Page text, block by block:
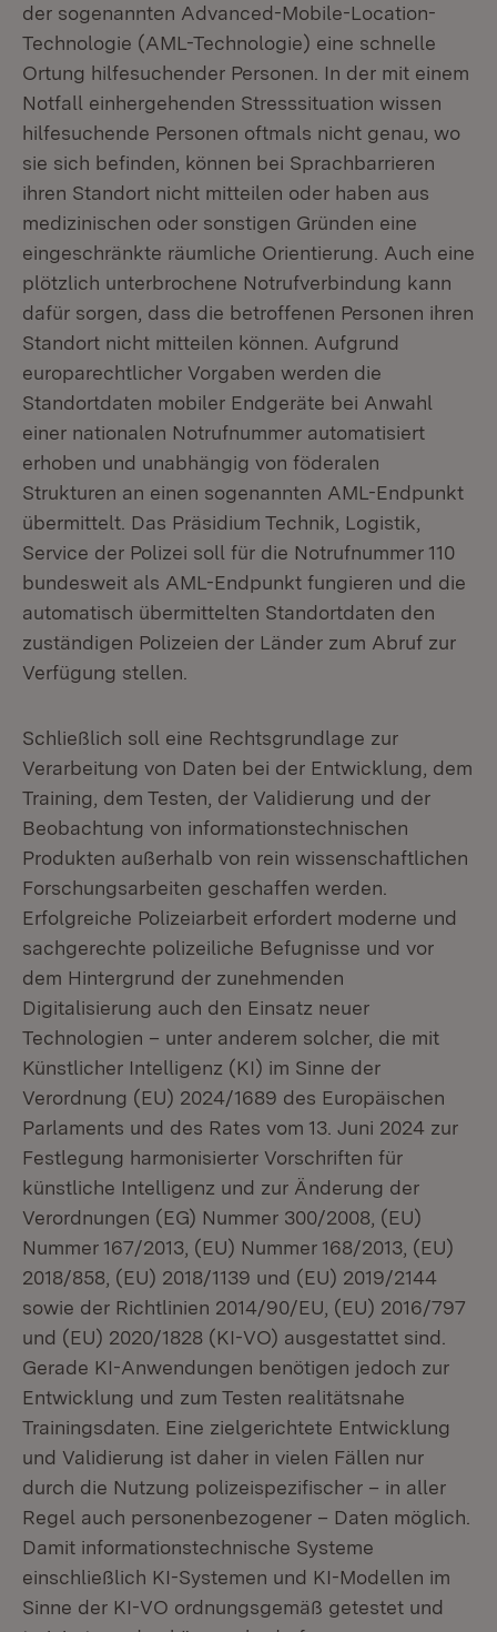
der sogenannten Advanced-Mobile-Location-
Technologie (AML-Technologie) eine schnelle
Ortung hilfesuchender Personen. In der mit einem
Notfall einhergehenden Stresssituation wissen
hilfesuchende Personen oftmals nicht genau, wo
sie sich befinden, können bei Sprachbarrieren
ihren Standort nicht mitteilen oder haben aus
medizinischen oder sonstigen Gründen eine
eingeschränkte räumliche Orientierung. Auch eine
plötzlich unterbrochene Notrufverbindung kann
dafür sorgen, dass die betroffenen Personen ihren
Standort nicht mitteilen können. Aufgrund
europarechtlicher Vorgaben werden die
Standortdaten mobiler Endgeräte bei Anwahl
einer nationalen Notrufnummer automatisiert
erhoben und unabhängig von föderalen
Strukturen an einen sogenannten AML-Endpunkt
übermittelt. Das Präsidium Technik, Logistik,
Service der Polizei soll für die Notrufnummer 110
bundesweit als AML-Endpunkt fungieren und die
automatisch übermittelten Standortdaten den
zuständigen Polizeien der Länder zum Abruf zur
Verfügung stellen.
Schließlich soll eine Rechtsgrundlage zur
Verarbeitung von Daten bei der Entwicklung, dem
Training, dem Testen, der Validierung und der
Beobachtung von informationstechnischen
Produkten außerhalb von rein wissenschaftlichen
Forschungsarbeiten geschaffen werden.
Erfolgreiche Polizeiarbeit erfordert moderne und
sachgerechte polizeiliche Befugnisse und vor
dem Hintergrund der zunehmenden
Digitalisierung auch den Einsatz neuer
Technologien – unter anderem solcher, die mit
Künstlicher Intelligenz (KI) im Sinne der
Verordnung (EU) 2024/1689 des Europäischen
Parlaments und des Rates vom 13. Juni 2024 zur
Festlegung harmonisierter Vorschriften für
künstliche Intelligenz und zur Änderung der
Verordnungen (EG) Nummer 300/2008, (EU)
Nummer 167/2013, (EU) Nummer 168/2013, (EU)
2018/858, (EU) 2018/1139 und (EU) 2019/2144
sowie der Richtlinien 2014/90/EU, (EU) 2016/797
und (EU) 2020/1828 (KI-VO) ausgestattet sind.
Gerade KI-Anwendungen benötigen jedoch zur
Entwicklung und zum Testen realitätsnahe
Trainingsdaten. Eine zielgerichtete Entwicklung
und Validierung ist daher in vielen Fällen nur
durch die Nutzung polizeispezifischer – in aller
Regel auch personenbezogener – Daten möglich.
Damit informationstechnische Systeme
einschließlich KI-Systemen und KI-Modellen im
Sinne der KI-VO ordnungsgemäß getestet und